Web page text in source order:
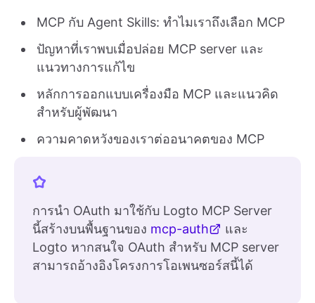
MCP กับ Agent Skills: ทำไมเราถึงเลือก MCP
ปัญหาที่เราพบเมื่อปล่อย MCP server และ
แนวทางการแก้ไข
หลักการออกแบบเครื่องมือ MCP และแนวคิด
สำหรับผู้พัฒนา
ความคาดหวังของเราต่ออนาคตของ MCP
การนำ OAuth มาใช้กับ Logto MCP Server
นี้สร้างบนพื้นฐานของ mcp-auth
และ
Logto หากสนใจ OAuth สำหรับ MCP server
สามารถอ้างอิงโครงการโอเพนซอร์สนี้ได้